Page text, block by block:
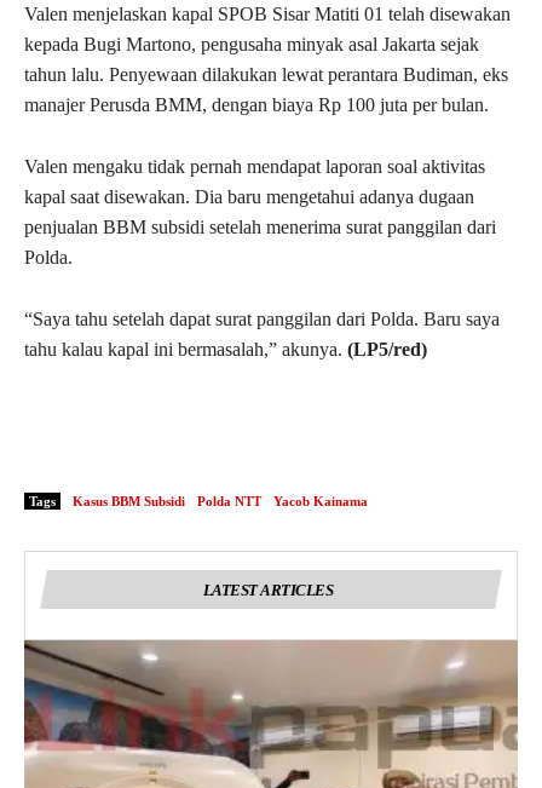
Valen menjelaskan kapal SPOB Sisar Matiti 01 telah disewakan
kepada Bugi Martono, pengusaha minyak asal Jakarta sejak
tahun lalu. Penyewaan dilakukan lewat perantara Budiman, eks
manajer Perusda BMM, dengan biaya Rp 100 juta per bulan.
Valen mengaku tidak pernah mendapat laporan soal aktivitas
kapal saat disewakan. Dia baru mengetahui adanya dugaan
penjualan BBM subsidi setelah menerima surat panggilan dari
Polda.
“Saya tahu setelah dapat surat panggilan dari Polda. Baru saya
tahu kalau kapal ini bermasalah,” akunya. (LP5/red)
Tags Kasus BBM Subsidi Polda NTT Yacob Kainama
LATEST ARTICLES